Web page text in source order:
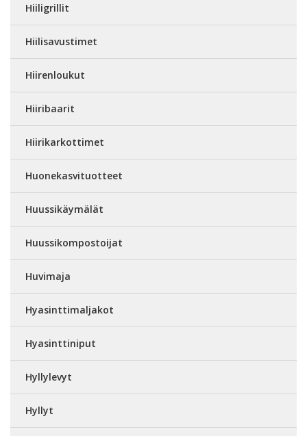
Hiiligrillit
Hiilisavustimet
Hiirenloukut
Hiiribaarit
Hiirikarkottimet
Huonekasvituotteet
Huussikäymälät
Huussikompostoijat
Huvimaja
Hyasinttimaljakot
Hyasinttiniput
Hyllylevyt
Hyllyt